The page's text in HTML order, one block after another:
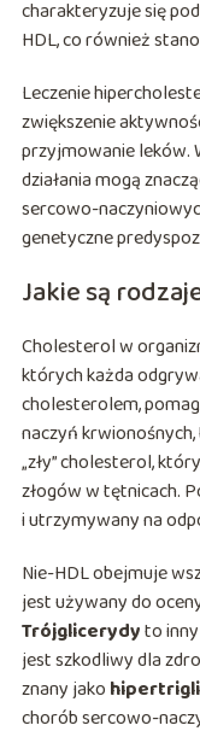
charakteryzuje się
HDL, co również
Leczenie
zwiększenie
przyjmowanie leków.
działania mogą
sercowo-
genetyczne
Jakie są
Cholesterol w
których każda
cholesterolem,
naczyń
„zły” cholesterol,
złogów w tętnicach.
i utrzymywany na
Nie-HDL obejmuje
jest używany do
Trójglicerydyto
jest szkodliwy dla
znany jako
chorób sercowo-